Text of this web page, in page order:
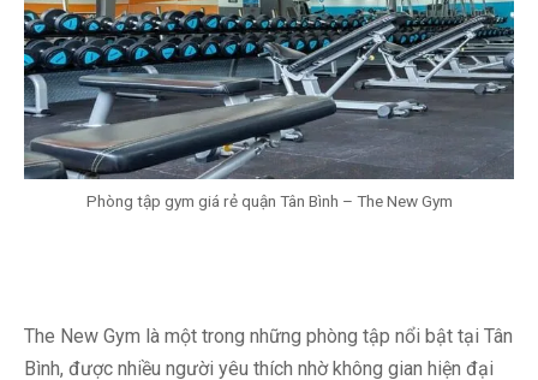
Phòng tập gym giá rẻ quận Tân Bình – The New Gym
The New Gym là một trong những phòng tập nổi bật tại Tân
Bình, được nhiều người yêu thích nhờ không gian hiện đại